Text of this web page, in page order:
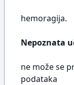
hemoragija.
Nepoznata
ne može se
podataka